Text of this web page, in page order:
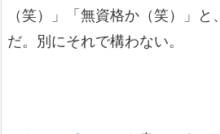
（笑）」「無資格か（笑）」
だ。別にそれで構わない。